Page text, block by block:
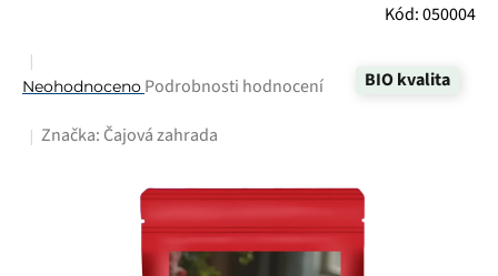
Kód:050004
BIO kvalita
Průměrné
produktu
Neohodnoceno Podrobnosti hodnocení
Značka: Čajová zahrada